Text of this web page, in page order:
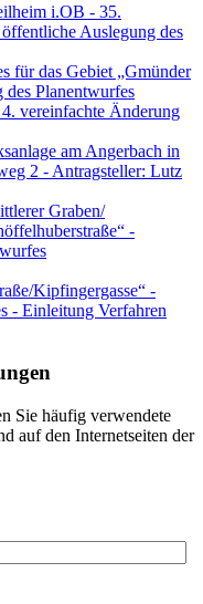
i.OB - 35.
Auslegung des
für das Gebiet „Gmünder
Planentwurfes
vereinfachte Änderung
am Angerbach in
2 - Antragsteller: Lutz
Graben/
-
Kipfingergasse“ -
- Einleitung Verfahren
Sie häufig verwendete
auf den Internetseiten der